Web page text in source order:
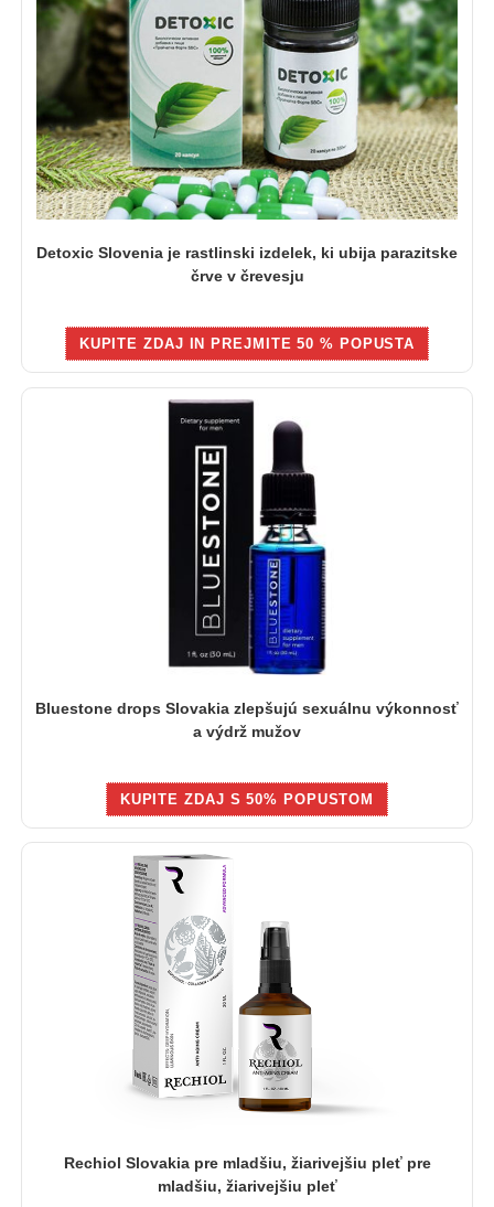
Detoxic Slovenia je rastlinski izdelek, ki ubija parazitske
črve v črevesju
KUPITE ZDAJ IN PREJMITE 50 % POPUSTA
Bluestone drops Slovakia zlepšujú sexuálnu výkonnosť
a výdrž mužov
KUPITE ZDAJ S 50% POPUSTOM
Rechiol Slovakia pre mladšiu, žiarivejšiu pleť pre
mladšiu, žiarivejšiu pleť